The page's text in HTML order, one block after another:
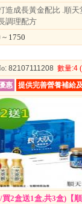
造成長黃金配比 .順天
調理配方
~ 1750
: 82107111208 數量:4(
惠 提供完善營養補給
買2盒送1盒,共3盒)【